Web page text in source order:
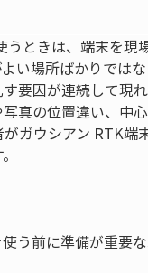
ときは、端末を
い場所ばかりでは
要因が連続して現
真の位置違い、中
ガウシアン RTK端